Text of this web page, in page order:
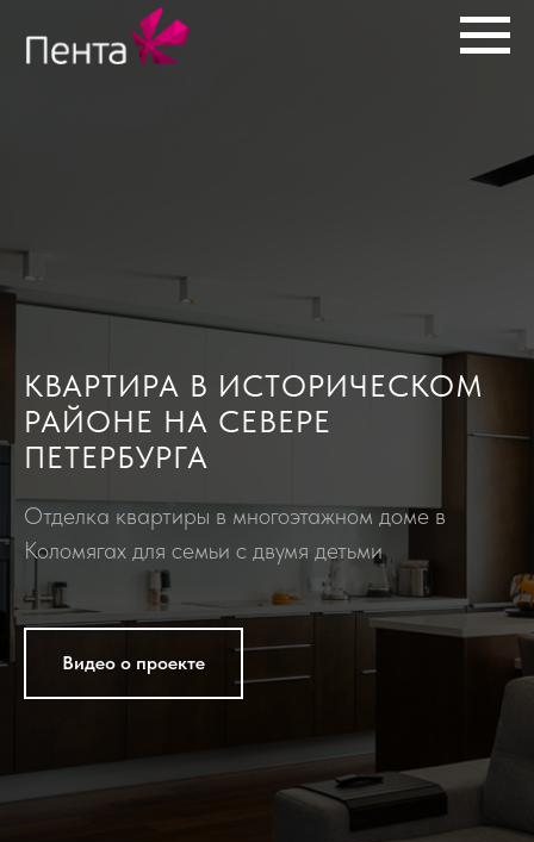
КВАРТИРА В ИСТОРИЧЕСКОМ
РАЙОНЕ НА СЕВЕРЕ
ПЕТЕРБУРГА
Отделка квартиры в многоэтажном доме в
Коломягах для семьи с двумя детьми
Видео о проекте